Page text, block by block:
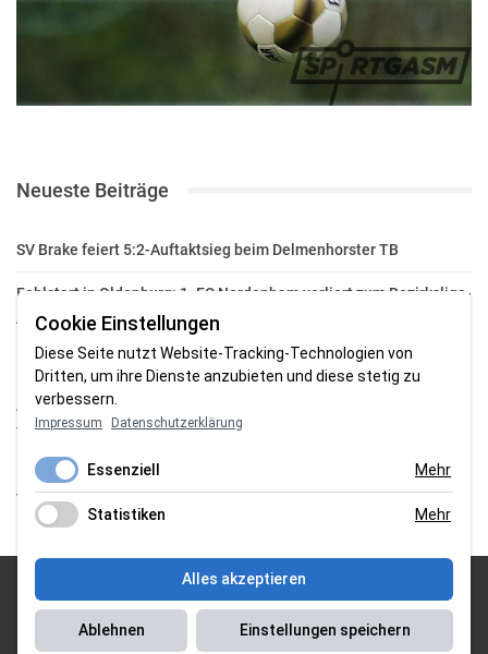
Neueste Beiträge
SV Brake feiert 5:2-Auftaktsieg beim Delmenhorster TB
Fehlstart in Oldenburg: 1. FC Nordenham verliert zum Bezirksliga-
Auftakt
Fußball in der Wesermarsch: Die Bilder vom Wochenende
Aufstieg geschafft: HSG-Unterweser-C-Jugend macht sich bereit
für die Oberliga
HSG Unterweser startet mit neuem Torwarttrainer in die
Vorbereitung
© 2026 Sportgasm . All Rights Reserved.
Unser Team|Impressum Datenschutzerklärung|Magazin Saison
2018/2019|Magazin Saison 2019/2020|Magazin Saison 2020/2021|
Cookie Einstellungen
Diese Seite nutzt Website-Tracking-Technologien von
Dritten, um ihre Dienste anzubieten und diese stetig zu
verbessern.
Impressum Datenschutzerklärung
Essenziell Mehr
Statistiken Mehr
Ablehnen Einstellungen speichern
Alles akzeptieren